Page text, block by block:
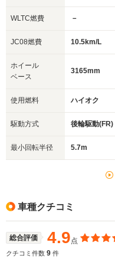
WLTC燃費 －
JC08燃費 10.5km/L
ホイール
ベース
3165mm
使用燃料 ハイオク
駆動方式 後輪駆動(FR)
最小回転半径 5.7m
車種クチコミ
総合評価 4.9点
クチコミ件数 9 件